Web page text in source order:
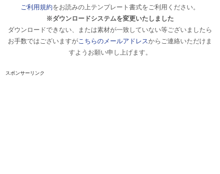
ご利用規約をお読みの上テンプレート書式をご利用ください。
※ダウンロードシステムを変更いたしました
ダウンロードできない、または素材が一致していない等ございましたら
お手数ではございますがこちらのメールアドレスからご連絡いただけま
すようお願い申し上げます。
スポンサーリンク